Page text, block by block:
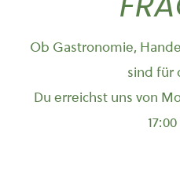
Ob Gastronomie,
sind für
Du erreichst uns von